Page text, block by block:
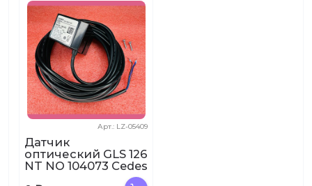
Арт.: LZ-05409
Датчик
оптический GLS 126
NT NO 104073 Cedes